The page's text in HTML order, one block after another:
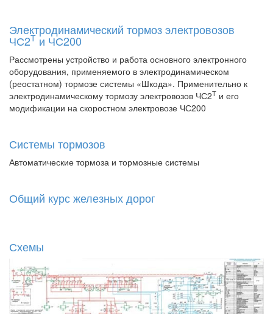
Электродинамический тормоз электровозов
ЧС2Т и ЧС200
Рассмотрены устройство и работа основного электронного
оборудования, применяемого в электродинамическом
(реостатном) тормозе системы «Шкода». Применительно к
электродинамическому тормозу электровозов ЧС2Т и его
модификации на скоростном электровозе ЧС200
Системы тормозов
Автоматические тормоза и тормозные системы
Общий курс железных дорог
Схемы